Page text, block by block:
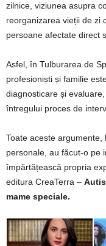
zilnice, viziunea asupra
reorganizarea vieții de zi
persoane afectate direct
Asfel, în Tulburarea de
profesioniști și familie
diagnosticare și
întregului proces de
Toate aceste
personale, au făcut-o pe
împărtățească propria
editura CreaTerra –
mame speciale.